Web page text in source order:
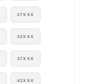
27XXX
32XXX
37XXX
42XXX